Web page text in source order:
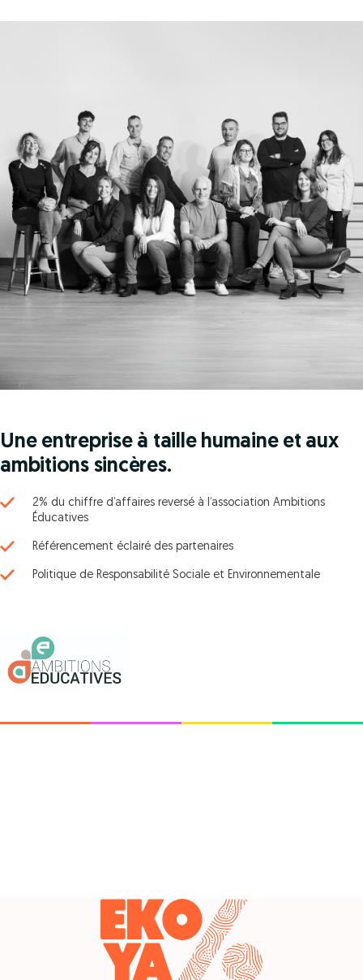
Une entreprise à taille humaine et aux
ambitions sincères.
2% du chiffre d’affaires reversé à l’association Ambitions
Éducatives
Référencement éclairé des partenaires
Politique de Responsabilité Sociale et Environnementale